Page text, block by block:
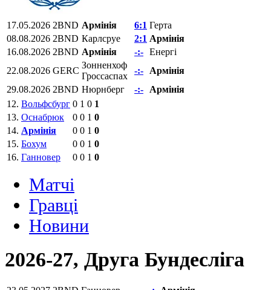
17.05.2026 2BND Армінія 6:1 Герта
08.08.2026 2BND Карлсруе 2:1 Армінія
16.08.2026 2BND Армінія -:- Енергі
22.08.2026 GERC
Зонненхоф
Гроссаспах
-:-
Армінія
29.08.2026 2BND Нюрнберг -:-
Армінія
12. Вольфсбург 0 1 0 1
13. Оснабрюк 0 0 1 0
14. Армінія 0 0 1 0
15. Бохум 0 0 1 0
16. Ганновер 0 0 1 0
Матчi
Гравці
Новини
2026-27, Друга Бундесліга